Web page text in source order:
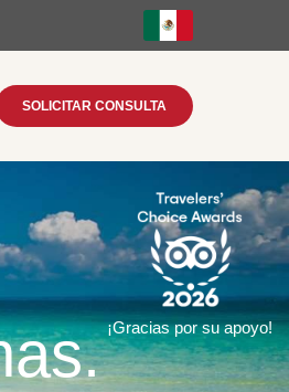
SOLICITAR CONSULTA
¡Gracias por su apoyo!